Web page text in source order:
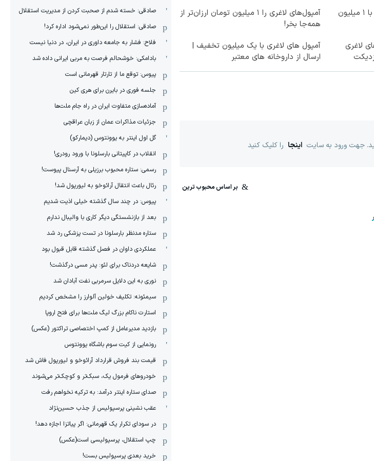
بهترین قیمت داروهای لاغری، با ۱ میلیون
آمپول‌های لاغری را ۱ میلیون تومان ارزان‌تر از
همه‌جا بخر!
لاغری
آمپول های لاغری با یک میلیون تخفیف |
ارسال از داروخانه های معتبر
جهت ورود به سایت اینجا را کلیک کنید
صادقی: خسته شدم از صحبت کردن از مدیریت استقلال
صادقی: استقلال را این‌طور نمی‌شود اداره کرد!
فلاح: فشار به جامعه داوری در ایران، در دنیا نیست
بادامکی: خوشحالم فرصت به مربی ایرانی داده شد
پیوس: توقع ما از تارتار قهرمانی است
جلسه فوری در بایرن برای هری کین
آماده‌سازی متفاوت ایران در راه جام ملت‌ها
جزئیات مذاکرات عمان از زبان عراقچی
گل اول اینتر به یوونتوس (دیمارکو)
انقلاب در کاپیتانی بارسلونا با ورود رودری!
رسمی: ستاره محبوب برزیلی به آرسنال پیوست!
رئال باعث انتقال آرائوخو به لیورپول شد!
پیوس: در چند سال گذشته خیلی اذیت شدیم
بعد از بازنشستگی دیگر کاری با والیبال ندارم
ستاره مدنظر بارسلونا در تست پزشکی رد شد
عملکردی داوان در فصل گذشته قابل قبول بود
شایعه دردناک برای لئو: پدر مسی درگذشت!
نوری به این دلایل سرمربی نفت آبادان شد
سیمئونه: تکلیف خولین آلوارز را مشخص کردیم
استارت ناکام بزرگ لیگ ملت‌ها برای فتح اروپا
بازدید مدیرعامل از کمپ اختصاصی تراکتور (عکس)
رونمایی از کیت سوم باشگاه یوونتوس
قیمت بند فروش قرارداد آرائوخو و لیورپول فاش شد
خودروهای فرمول یک، سبک‌تر و کوچک‌تر می‌شوند
صدای ستاره اینتر درآمد: به ترکیه نخواهم رفت
عقب نشینی پرسپولیس از جذب حسین‌نژاد
در سودای تکرار یک قهرمانی: اگر پیاتزا اجازه دهد!
چپ استقلال، پرسپولیسی است(عکس)
خرید بعدی پرسپولیس بست!